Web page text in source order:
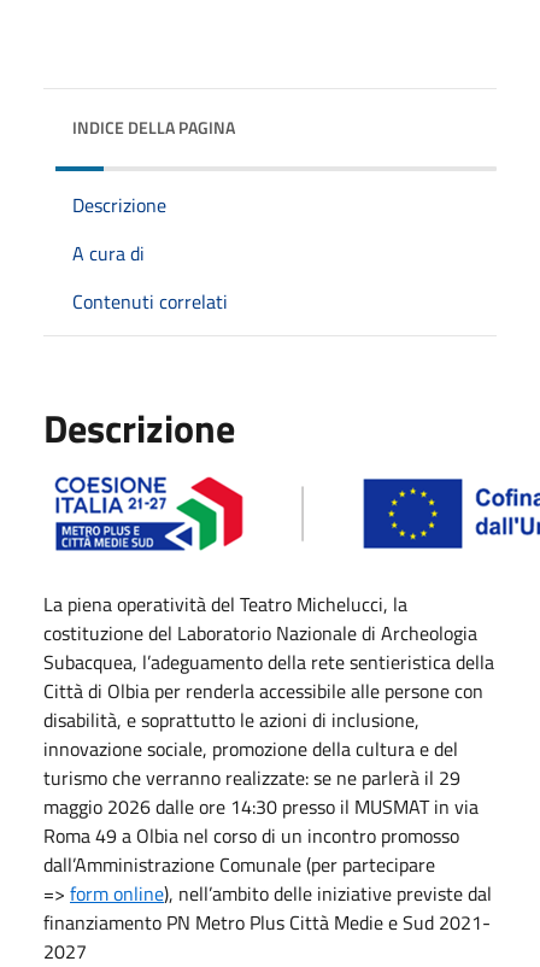
INDICE DELLA PAGINA
Descrizione
A cura di
Contenuti correlati
Descrizione
La piena operatività del Teatro Michelucci, la
costituzione del Laboratorio Nazionale di Archeologia
Subacquea, l’adeguamento della rete sentieristica della
Città di Olbia per renderla accessibile alle persone con
disabilità, e soprattutto le azioni di inclusione,
innovazione sociale, promozione della cultura e del
turismo che verranno realizzate: se ne parlerà il 29
maggio 2026 dalle ore 14:30 presso il MUSMAT in via
Roma 49 a Olbia nel corso di un incontro promosso
dall’Amministrazione Comunale (per partecipare
=> form online), nell’ambito delle iniziative previste dal
finanziamento PN Metro Plus Città Medie e Sud 2021-
2027